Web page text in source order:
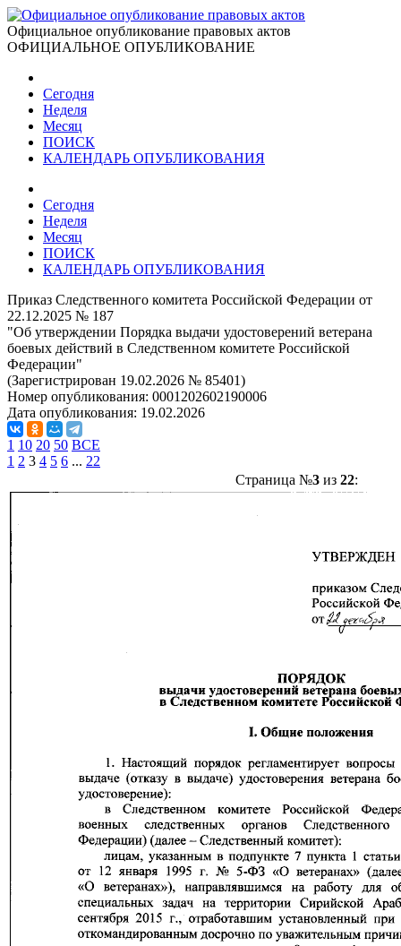
Официальное опубликование правовых актов
ОФИЦИАЛЬНОЕ ОПУБЛИКОВАНИЕ
Сегодня
Неделя
Месяц
ПОИСК
КАЛЕНДАРЬ ОПУБЛИКОВАНИЯ
Сегодня
Неделя
Месяц
ПОИСК
КАЛЕНДАРЬ ОПУБЛИКОВАНИЯ
Приказ Следственного комитета Российской Федерации от
22.12.2025 № 187
"Об утверждении Порядка выдачи удостоверений ветерана
боевых действий в Следственном комитете Российской
Федерации"
(Зарегистрирован 19.02.2026 № 85401)
Номер опубликования: 0001202602190006
Дата опубликования: 19.02.2026
1 10 20 50 ВСЕ
1 2 3 4 5 6 ... 22
Страница №3из 22: